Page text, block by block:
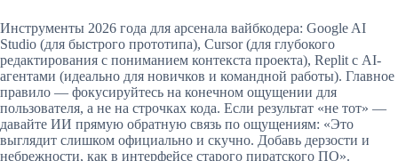
Инструменты 2026 года для арсенала вайбкодера: Google AI
Studio (для быстрого прототипа), Cursor (для глубокого
редактирования с пониманием контекста проекта), Replit с AI-
агентами (идеально для новичков и командной работы). Главное
правило — фокусируйтесь на конечном ощущении для
пользователя, а не на строчках кода. Если результат «не тот» —
давайте ИИ прямую обратную связь по ощущениям: «Это
выглядит слишком официально и скучно. Добавь дерзости и
небрежности, как в интерфейсе старого пиратского ПО».